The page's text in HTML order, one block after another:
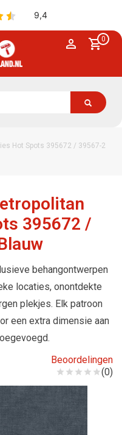
0
Hot Spots 395672 / 39567-2
395672 /
behangontwerpen
locaties, onontdekte
plekjes. Elk patroon
een extra dimensie aan
Beoordelingen
(0)